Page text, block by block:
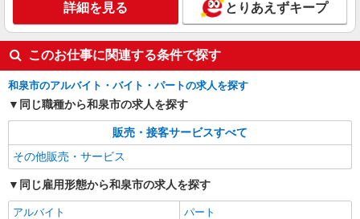
詳細を見る とりあえずキープ
このお仕事に関連する条件で探す
和泉市のアルバイト・バイト・パートの求人を探す
同じ職種から和泉市の求人を探す
販売・接客サービスすべて
その他販売・サービス
同じ雇用形態から和泉市の求人を探す
アルバイト パート